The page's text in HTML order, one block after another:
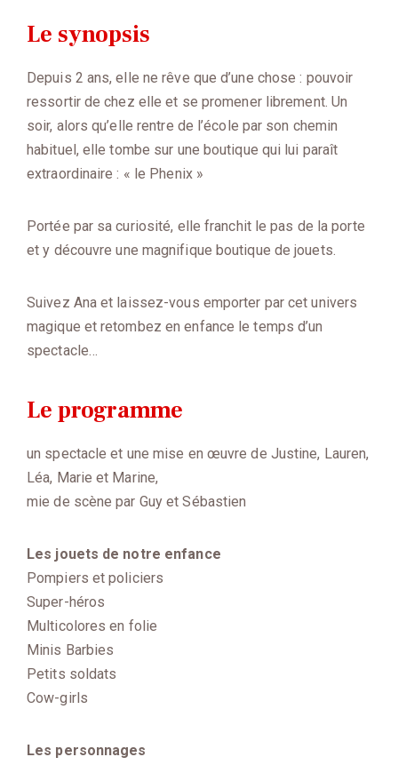
Le synopsis
Depuis 2 ans, elle ne rêve que d’une chose : pouvoir
ressortir de chez elle et se promener librement. Un
soir, alors qu’elle rentre de l’école par son chemin
habituel, elle tombe sur une boutique qui lui paraît
extraordinaire : « le Phenix »
Portée par sa curiosité, elle franchit le pas de la porte
et y découvre une magnifique boutique de jouets.
Suivez Ana et laissez-vous emporter par cet univers
magique et retombez en enfance le temps d’un
spectacle…
Le programme
un spectacle et une mise en œuvre de Justine, Lauren,
Léa, Marie et Marine,
mie de scène par Guy et Sébastien
Les jouets de notre enfance
Pompiers et policiers
Super-héros
Multicolores en folie
Minis Barbies
Petits soldats
Cow-girls
Les personnages